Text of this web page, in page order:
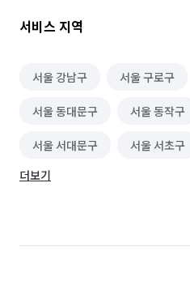
서비스 지역
서울 강남구 서울 구로구
서울 동대문구 서울 동작구
서울 서대문구 서울 서초구
서울 양천구
더보기